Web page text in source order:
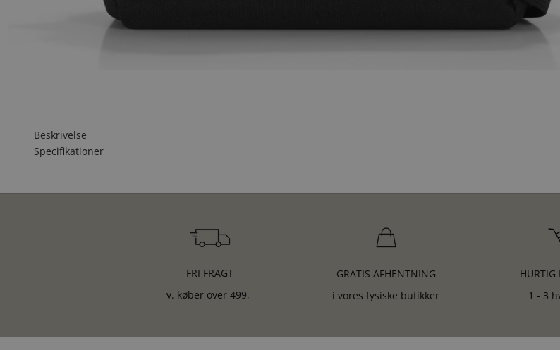
Beskrivelse
Specifikationer
FRI FRAGT
v. køber over 499,-
GRATIS AFHENTNING
i vores fysiske butikker
HURTIG
1 - 3